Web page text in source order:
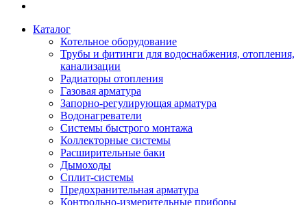
Каталог
Котельное оборудование
Трубы и фитинги для водоснабжения, отопления,
канализации
Радиаторы отопления
Газовая арматура
Запорно-регулирующая арматура
Водонагреватели
Системы быстрого монтажа
Коллекторные системы
Расширительные баки
Дымоходы
Сплит-системы
Предохранительная арматура
Контрольно-измерительные приборы